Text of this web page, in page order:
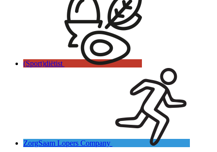
(Sport)diëtist
ZorgSaam Lopers Company